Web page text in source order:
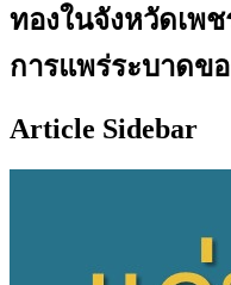
ทองในจังหวัดเพ
การแพร่ระบาดขอ
Article Sidebar